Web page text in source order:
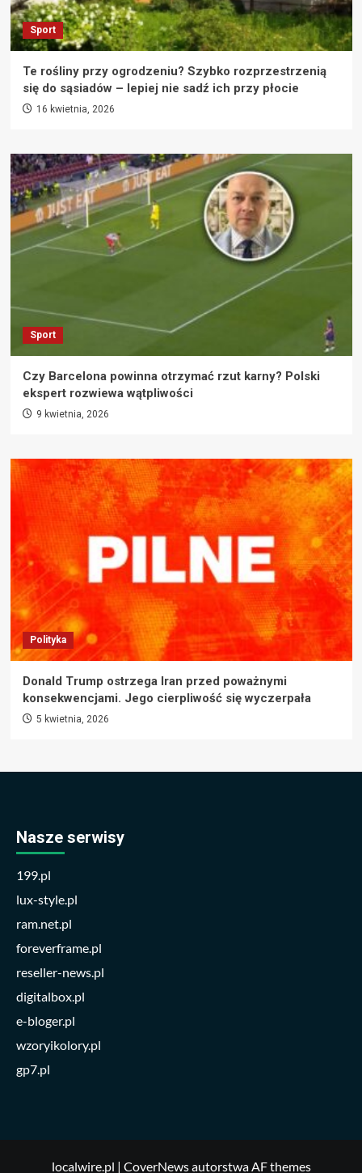
Sport
Te rośliny przy ogrodzeniu? Szybko rozprzestrzenią
się do sąsiadów – lepiej nie sadź ich przy płocie
16 kwietnia, 2026
Sport
Czy Barcelona powinna otrzymać rzut karny? Polski
ekspert rozwiewa wątpliwości
9 kwietnia, 2026
Polityka
Donald Trump ostrzega Iran przed poważnymi
konsekwencjami. Jego cierpliwość się wyczerpała
5 kwietnia, 2026
Nasze serwisy
199.pl
lux-style.pl
ram.net.pl
foreverframe.pl
reseller-news.pl
digitalbox.pl
e-bloger.pl
wzoryikolory.pl
gp7.pl
localwire.pl | CoverNewsautorstwa AF themes